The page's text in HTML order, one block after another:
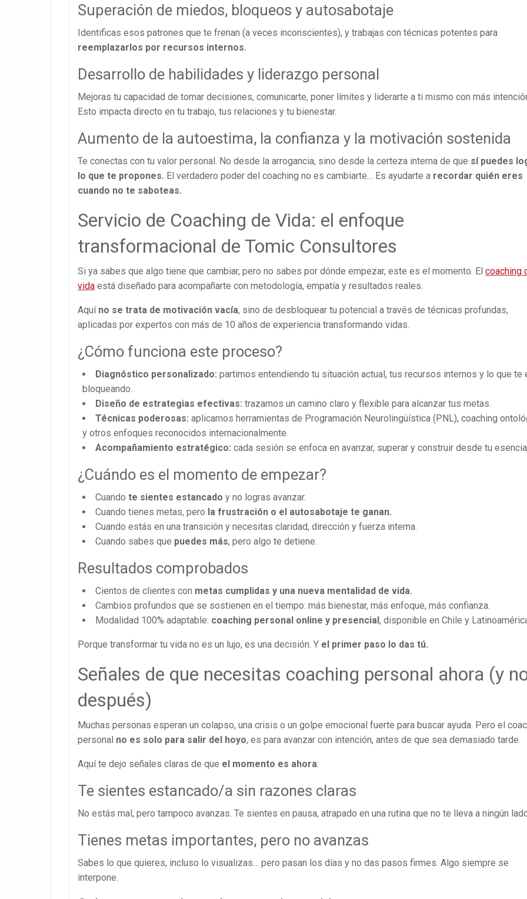
Superación de miedos, bloqueos y autosabotaje
Identificas esos patrones que te frenan (a veces inconscientes), y trabajas con técnicas potentes para
reemplazarlos por recursos internos.
Desarrollo de habilidades y liderazgo personal
Mejoras tu capacidad de tomar decisiones, comunicarte, poner límites y liderarte a ti mismo con más
Esto impacta directo en tu trabajo, tus relaciones y tu bienestar.
Aumento de la autoestima, la confianza y la motivación sostenida
Te conectas con tu valor personal. No desde la arrogancia, sino desde la certeza interna de que sí puedes
lo que te propones. El verdadero poder del coaching no es cambiarte… Es ayudarte a recordar quién eres
cuando no te saboteas.
Servicio de Coaching de Vida: el enfoque
transformacional de Tomic Consultores
Si ya sabes que algo tiene que cambiar, pero no sabes por dónde empezar, este es el momento. El coaching
vida está diseñado para acompañarte con metodología, empatía y resultados reales.
Aquí no se trata de motivación vacía, sino de desbloquear tu potencial a través de técnicas profundas,
aplicadas por expertos con más de 10 años de experiencia transformando vidas.
¿Cómo funciona este proceso?
Diagnóstico personalizado: partimos entendiendo tu situación actual, tus recursos internos y lo que te
bloqueando.
Diseño de estrategias efectivas: trazamos un camino claro y flexible para alcanzar tus metas.
Técnicas poderosas: aplicamos herramientas de Programación Neurolingüística (PNL), coaching
y otros enfoques reconocidos internacionalmente.
Acompañamiento estratégico: cada sesión se enfoca en avanzar, superar y construir desde tu
¿Cuándo es el momento de empezar?
Cuando te sientes estancado y no logras avanzar.
Cuando tienes metas, pero la frustración o el autosabotaje te ganan.
Cuando estás en una transición y necesitas claridad, dirección y fuerza interna.
Cuando sabes que puedes más, pero algo te detiene.
Resultados comprobados
Cientos de clientes con metas cumplidas y una nueva mentalidad de vida.
Cambios profundos que se sostienen en el tiempo: más bienestar, más enfoque, más confianza.
Modalidad 100% adaptable: coaching personal online y presencial, disponible en Chile y
Porque transformar tu vida no es un lujo, es una decisión. Y el primer paso lo das tú.
Señales de que necesitas coaching personal ahora (y
después)
Muchas personas esperan un colapso, una crisis o un golpe emocional fuerte para buscar ayuda. Pero el
personal no es solo para salir del hoyo, es para avanzar con intención, antes de que sea demasiado tarde.
Aquí te dejo señales claras de que el momento es ahora:
Te sientes estancado/a sin razones claras
No estás mal, pero tampoco avanzas. Te sientes en pausa, atrapado en una rutina que no te lleva a ningún
Tienes metas importantes, pero no avanzas
Sabes lo que quieres, incluso lo visualizas… pero pasan los días y no das pasos firmes. Algo siempre se
interpone.